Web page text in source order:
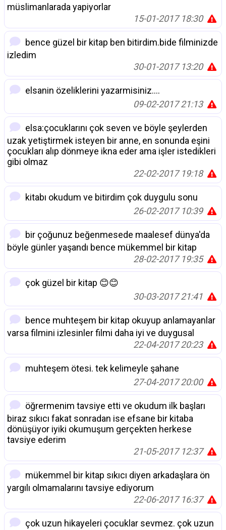
müslimanlarada yapiyorlar
15-01-2017 18:30
bence güzel bir kitap ben bitirdim.bide filminizde
izledim
30-01-2017 13:20
elsanin özeliklerini yazarmisiniz....
09-02-2017 21:13
elsa:çocuklarını çok seven ve böyle şeylerden
uzak yetiştirmek isteyen bir anne, en sonunda eşini
çocukları alıp dönmeye ikna eder ama işler istedikleri
gibi olmaz
22-02-2017 19:18
kitabı okudum ve bitirdim çok duygulu sonu
26-02-2017 10:39
bir çoğunuz beğenmesede maalesef dünya'da
böyle günler yaşandı bence mükemmel bir kitap
28-02-2017 19:35
çok güzel bir kitap 😊😊
30-03-2017 21:41
bence muhteşem bir kitap okuyup anlamayanlar
varsa filmini izlesinler filmi daha iyi ve duygusal
22-04-2017 20:23
muhteşem ötesi. tek kelimeyle şahane
27-04-2017 20:00
öğrermenim tavsiye etti ve okudum ilk başları
biraz sıkıcı fakat sonradan ise efsane bir kitaba
dönüşüyor iyiki okumuşum gerçekten herkese
tavsiye ederim
21-05-2017 12:37
mükemmel bir kitap sıkıcı diyen arkadaşlara ön
yargılı olmamalarını tavsiye ediyorum
22-06-2017 16:37
çok uzun hikayeleri çocuklar sevmez. çok uzun